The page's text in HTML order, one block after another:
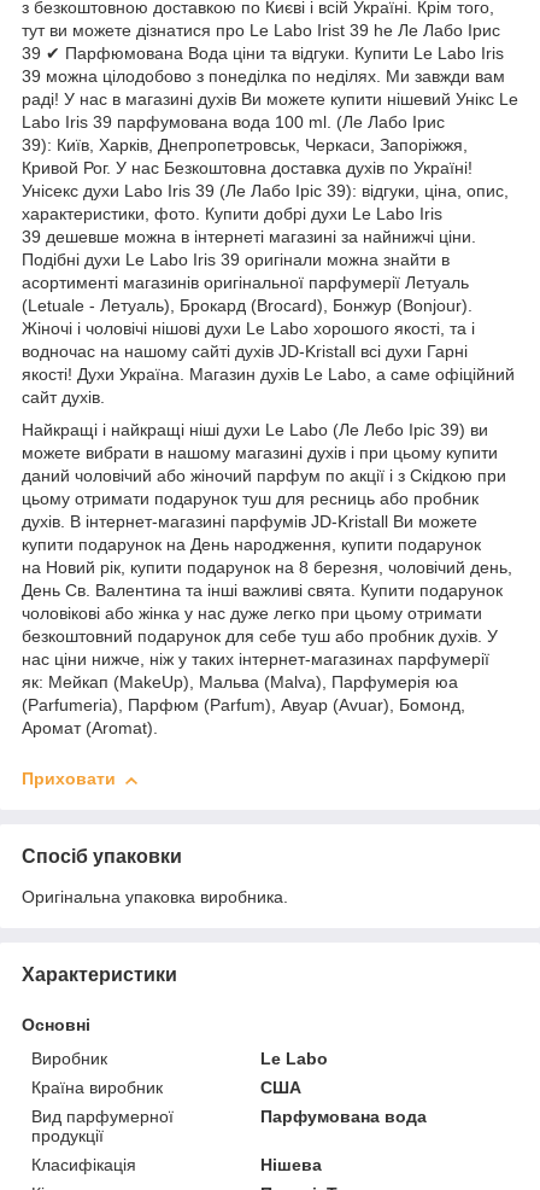
з безкоштовною доставкою по Києві і всій Україні. Крім того,
тут ви можете дізнатися про Le Labo Irist 39 he Ле Лабо Ірис
39 ✔ Парфюмована Вода ціни та відгуки. Купити Le Labo Iris
39 можна цілодобово з понеділка по неділях. Ми завжди вам
раді! У нас в магазині духів Ви можете купити нішевий Унікс Le
Labo Iris 39 парфумована вода 100 ml. (Ле Лабо Ірис
39): Київ, Харків, Днепропетровськ, Черкаси, Запоріжжя,
Кривой Рог. У нас Безкоштовна доставка духів по Україні!
Унісекс духи Labo Iris 39 (Ле Лабо Іріс 39): відгуки, ціна, опис,
характеристики, фото. Купити добрі духи Le Labo Iris
39 дешевше можна в інтернеті магазині за найнижчі ціни.
Подібні духи Le Labo Iris 39 оригінали можна знайти в
асортименті магазинів оригінальної парфумерії Летуаль
(Letuale - Летуаль), Брокард (Brocard), Бонжур (Bonjour).
Жіночі і чоловічі нішові духи Le Labo хорошого якості, та і
водночас на нашому сайті духів JD-Kristall всі духи Гарні
якості! Духи Україна. Магазин духів Le Labo, а саме офіційний
сайт духів.
Найкращі і найкращі ніші духи Le Labo (Ле Лебо Іріс 39) ви
можете вибрати в нашому магазині духів і при цьому купити
даний чоловічий або жіночий парфум по акції і з Скідкою при
цьому отримати подарунок туш для ресниць або пробник
духів. В інтернет-магазині парфумів JD-Kristall Ви можете
купити подарунок на День народження, купити подарунок
на Новий рік, купити подарунок на 8 березня, чоловічий день,
День Св. Валентина та інші важливі свята. Купити подарунок
чоловікові або жінка у нас дуже легко при цьому отримати
безкоштовний подарунок для себе туш або пробник духів. У
нас ціни нижче, ніж у таких інтернет-магазинах парфумерії
як: Мейкап (MakeUp), Мальва (Malva), Парфумерія юа
(Parfumeria), Парфюм (Parfum), Авуар (Avuar), Бомонд,
Аромат (Aromat).
Приховати
Спосіб упаковки
Оригінальна упаковка виробника.
Характеристики
Основні
Виробник
Le Labo
Країна виробник
США
Вид парфумерної
продукції
Парфумована вода
Класифікація
Нішева